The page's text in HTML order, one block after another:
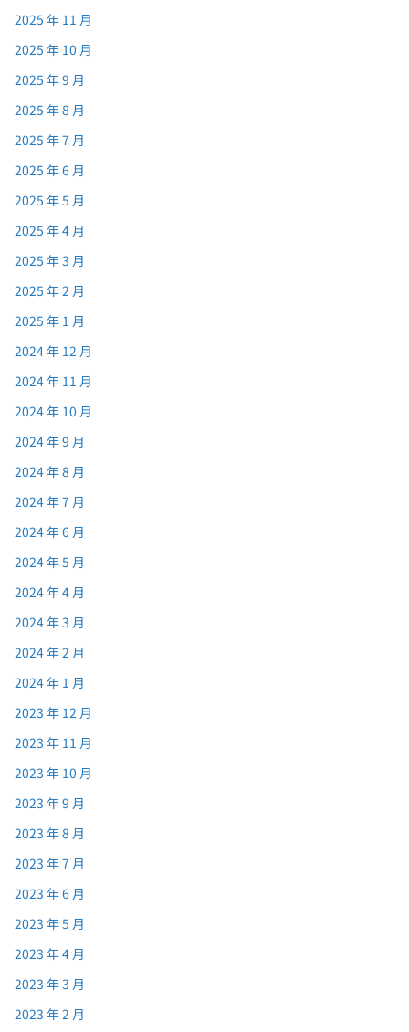
2025 年 11 月
2025 年 10 月
2025 年 9 月
2025 年 8 月
2025 年 7 月
2025 年 6 月
2025 年 5 月
2025 年 4 月
2025 年 3 月
2025 年 2 月
2025 年 1 月
2024 年 12 月
2024 年 11 月
2024 年 10 月
2024 年 9 月
2024 年 8 月
2024 年 7 月
2024 年 6 月
2024 年 5 月
2024 年 4 月
2024 年 3 月
2024 年 2 月
2024 年 1 月
2023 年 12 月
2023 年 11 月
2023 年 10 月
2023 年 9 月
2023 年 8 月
2023 年 7 月
2023 年 6 月
2023 年 5 月
2023 年 4 月
2023 年 3 月
2023 年 2 月